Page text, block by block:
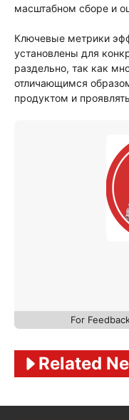
масштабном сборе и
Ключевые метрики
установлены для
раздельно, так как
отличающимся
продуктом и
For
Related